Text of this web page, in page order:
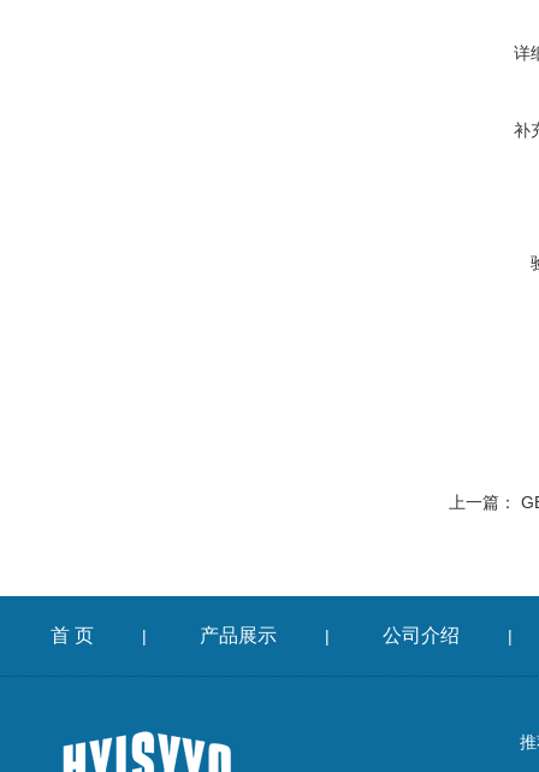
详
补
上一篇：
首 页 | 产品展示 | 公司介绍 |